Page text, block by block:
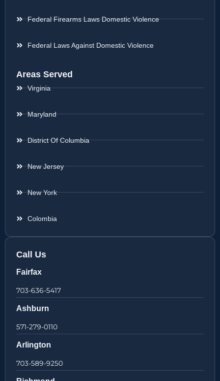
Federal Firearms Laws Domestic Violence
Federal Laws Against Domestic Violence
Areas Served
Virginia
Maryland
District Of Columbia
New Jersey
New York
Colombia
Call Us
Fairfax
703-636-5417
Ashburn
571-279-0110
Arlington
703-589-9250